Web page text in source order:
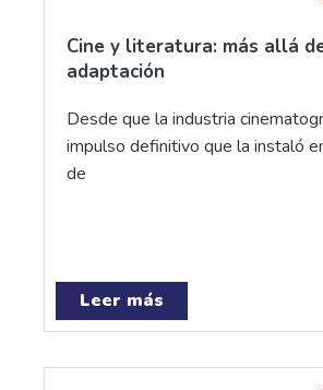
Cine y literatura: más allá
adaptación
Desde que la industria
impulso definitivo que la instaló
de
Leer más